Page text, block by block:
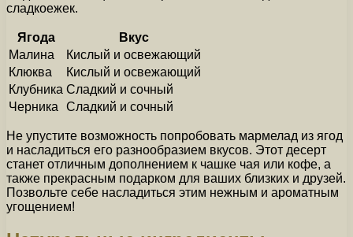
сладкоежек.
Ягода
Вкус
Малина
Кислый и освежающий
Клюква
Кислый и освежающий
Клубника Сладкий и сочный
Черника
Сладкий и сочный
Не упустите возможность попробовать мармелад из ягод
и насладиться его разнообразием вкусов. Этот десерт
станет отличным дополнением к чашке чая или кофе, а
также прекрасным подарком для ваших близких и друзей.
Позвольте себе насладиться этим нежным и ароматным
угощением!